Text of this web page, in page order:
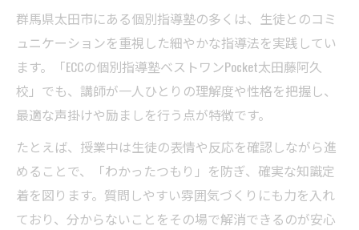
群馬県太田市にある個別指導塾の多くは、生徒とのコミ
ュニケーションを重視した細やかな指導法を実践してい
ます。「ECCの個別指導塾ベストワンPocket太田藤阿久
校」でも、講師が一人ひとりの理解度や性格を把握し、
最適な声掛けや励ましを行う点が特徴です。
たとえば、授業中は生徒の表情や反応を確認しながら進
めることで、「わかったつもり」を防ぎ、確実な知識定
着を図ります。質問しやすい雰囲気づくりにも力を入れ
ており、分からないことをその場で解消できるのが安心